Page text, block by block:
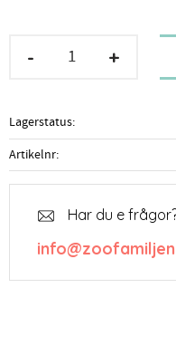
+
-
Lagerstatus
Artikelnr
Har du e